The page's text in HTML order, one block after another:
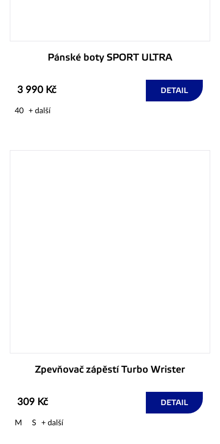
Pánské boty SPORT ULTRA
3 990 Kč DETAIL
40 + další
Zpevňovač zápěstí Turbo Wrister
309 Kč DETAIL
M S + další